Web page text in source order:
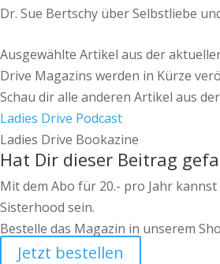
Dr. Sue Bertschy über Selbstliebe
Ausgewählte Artikel aus der
Drive Magazins werden in Kürze
Schau dir alle anderen Artikel aus
Ladies Drive Podcast
Ladies Drive Bookazine
Hat Dir dieser Beitrag
Mit dem Abo für 20.- pro Jahr
Sisterhood sein.
Bestelle das Magazin in unserem
Jetzt bestellen